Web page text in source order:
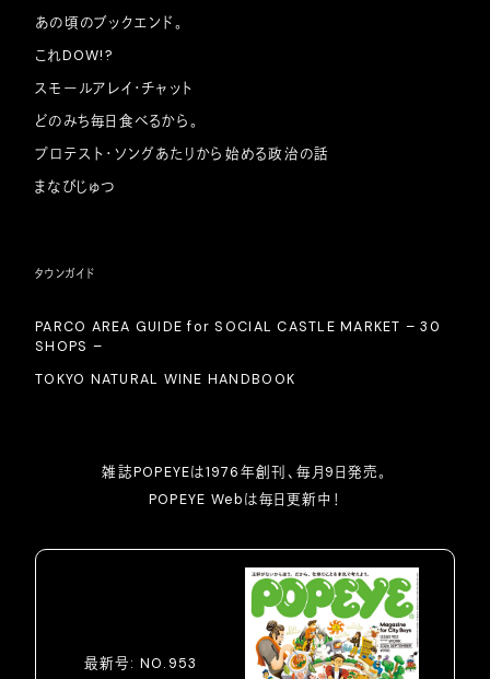
あの頃のブックエンド。
これDOW!?
スモールアレイ・チャット
どのみち毎日食べるから。
プロテスト・ソングあたりから始める政治の話
まなびじゅつ
タウンガイド
PARCO AREA GUIDE for SOCIAL CASTLE MARKET – 30
SHOPS –
TOKYO NATURAL WINE HANDBOOK
雑誌POPEYEは1976年創刊、毎月9日発売。
POPEYE Webは毎日更新中！
最新号: NO.953